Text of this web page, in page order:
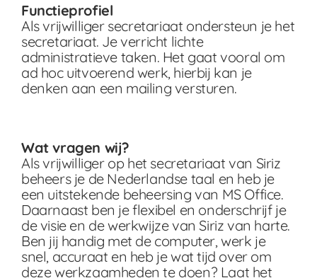
Functieprofiel
Als vrijwilliger secretariaat ondersteun je het
secretariaat. Je verricht lichte
administratieve taken. Het gaat vooral om
ad hoc uitvoerend werk, hierbij kan je
denken aan een mailing versturen.
Wat vragen wij?
Als vrijwilliger op het secretariaat van Siriz
beheers je de Nederlandse taal en heb je
een uitstekende beheersing van MS Office.
Daarnaast ben je flexibel en onderschrijf je
de visie en de werkwijze van Siriz van harte.
Ben jij handig met de computer, werk je
snel, accuraat en heb je wat tijd over om
deze werkzaamheden te doen? Laat het